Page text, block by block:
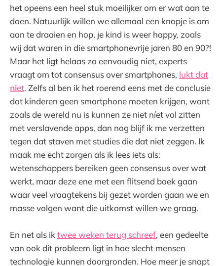
het opeens een heel stuk moeilijker om er wat aan te
doen. Natuurlijk willen we allemaal een knopje is om
aan te draaien en hop, je kind is weer happy, zoals
wij dat waren in die smartphonevrije jaren 80 en 90?!
Maar het ligt helaas zo eenvoudig niet, experts
vraagt om tot consensus over smartphones, lukt dat
niet. Zelfs al ben ik het roerend eens met de conclusie
dat kinderen geen smartphone moeten krijgen, want
zoals de wereld nu is kunnen ze niet níet vol zitten
met verslavende apps, dan nog blijf ik me verzetten
tegen dat staven met studies die dat niet zeggen. Ik
maak me echt zorgen als ik lees iets als:
wetenschappers bereiken geen consensus over wat
werkt, maar deze ene met een flitsend boek gaan
waar veel vraagtekens bij gezet worden gaan we en
masse volgen want die uitkomst willen we graag.
En net als ik twee weken terug schreef, een gedeelte
van ook dit probleem ligt in hoe slecht mensen
technologie kunnen doorgronden. Hoe meer je snapt